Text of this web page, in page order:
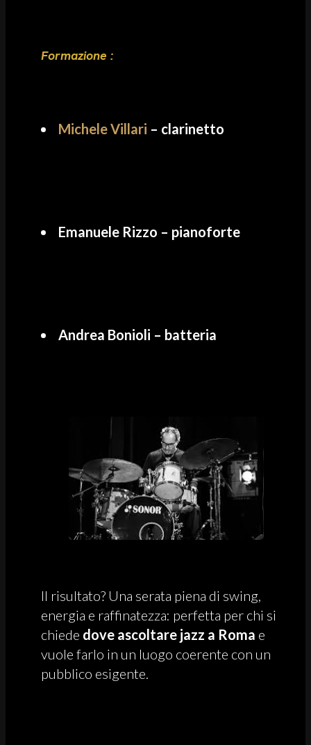
Formazione :
Michele Villari – clarinetto
Emanuele Rizzo – pianoforte
Andrea Bonioli – batteria
Il risultato? Una serata piena di swing,
energia e raffinatezza: perfetta per chi si
chiede dove ascoltare jazz a Roma e
vuole farlo in un luogo coerente con un
pubblico esigente.